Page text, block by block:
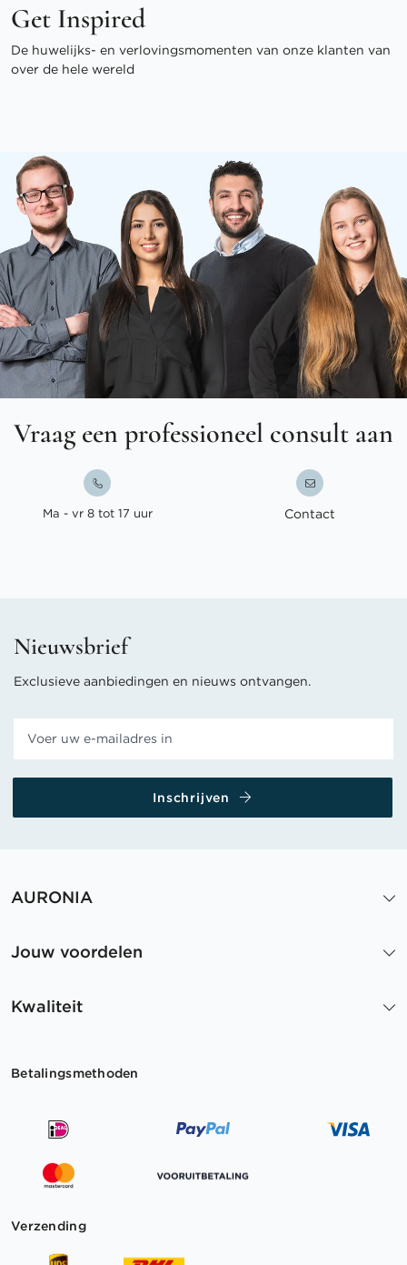
Get Inspired
De huwelijks- en verlovingsmomenten van onze klanten van
over de hele wereld
Vraag een professioneel consult aan
Ma - vr 8 tot 17 uur Contact
Nieuwsbrief
Exclusieve aanbiedingen en nieuws ontvangen.
Inschrijven
AURONIA
Jouw voordelen
Kwaliteit
Betalingsmethoden
Verzending